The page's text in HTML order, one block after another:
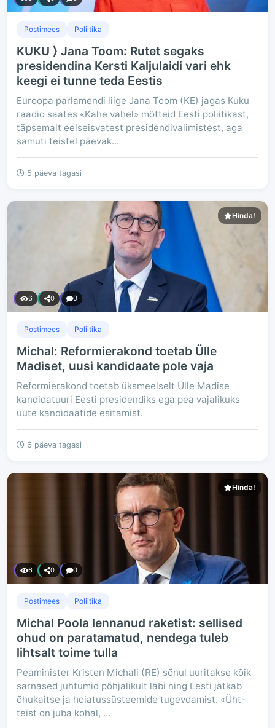
Postimees Poliitika
KUKU ⟩ Jana Toom: Rutet segaks
presidendina Kersti Kaljulaidi vari ehk
keegi ei tunne teda Eestis
Euroopa parlamendi liige Jana Toom (KE) jagas Kuku
raadio saates «Kahe vahel» mõtteid Eesti poliitikast,
täpsemalt eelseisvatest presidendivalimistest, aga
samuti teistel päevak...
5 päeva tagasi
Hinda!
6 0 0
Postimees Poliitika
Michal: Reformierakond toetab Ülle
Madiset, uusi kandidaate pole vaja
Reformierakond toetab üksmeelselt Ülle Madise
kandidatuuri Eesti presidendiks ega pea vajalikuks
uute kandidaatide esitamist.
6 päeva tagasi
Hinda!
6 0 0
Postimees Poliitika
Michal Poola lennanud raketist: sellised
ohud on paratamatud, nendega tuleb
lihtsalt toime tulla
Peaminister Kristen Michali (RE) sõnul uuritakse kõik
sarnased juhtumid põhjalikult läbi ning Eesti jätkab
õhukaitse ja hoiatussüsteemide tugevdamist. «Üht-
teist on juba kohal, ...